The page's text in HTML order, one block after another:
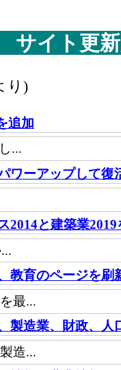
・化粧品、農
・娯楽用品・
る有体商品の年
その他小売業(
用品、燃料、
器、写真機・
：「その他小売
耕用品、燃料
器、写真機・
：「その他小
農耕用品、燃
・楽器、写真
る売場の延床面
円](2016)
サイト更
り)
追加
...
ワーアップして復
2014と建築業2019
教育のページを刷
最...
製造業、財政、人
造...